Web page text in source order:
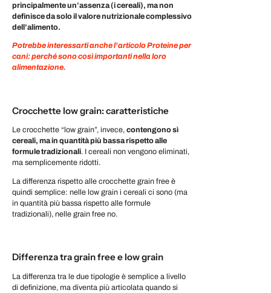
principalmente un’assenza (i cereali), ma non
definisce da solo il valore nutrizionale complessivo
dell’alimento.
Potrebbe interessarti anche l’articolo Proteine per
cani: perché sono così importanti nella loro
alimentazione.
Crocchette low grain: caratteristiche
Le crocchette “low grain”, invece, contengono sì
cereali, ma in quantità più bassa rispetto alle
formule tradizionali. I cereali non vengono eliminati,
ma semplicemente ridotti.
La differenza rispetto alle crocchette grain free è
quindi semplice: nelle low grain i cereali ci sono (ma
in quantità più bassa rispetto alle formule
tradizionali), nelle grain free no.
Differenza tra grain free e low grain
La differenza tra le due tipologie è semplice a livello
di definizione, ma diventa più articolata quando si